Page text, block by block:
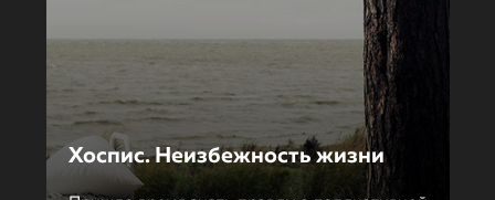
Хоспис. Неизбежность жизни